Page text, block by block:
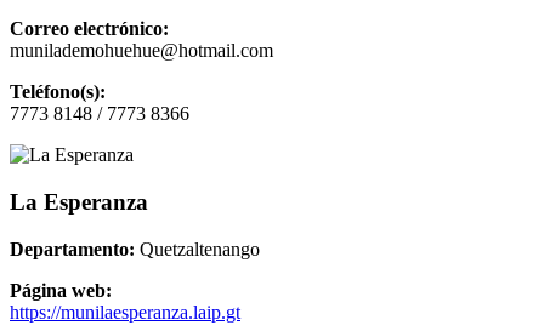
Correo electrónico:
munilademohuehue@hotmail.com
Teléfono(s):
7773 8148 / 7773 8366
La Esperanza
Departamento: Quetzaltenango
Página web:
https://munilaesperanza.laip.gt